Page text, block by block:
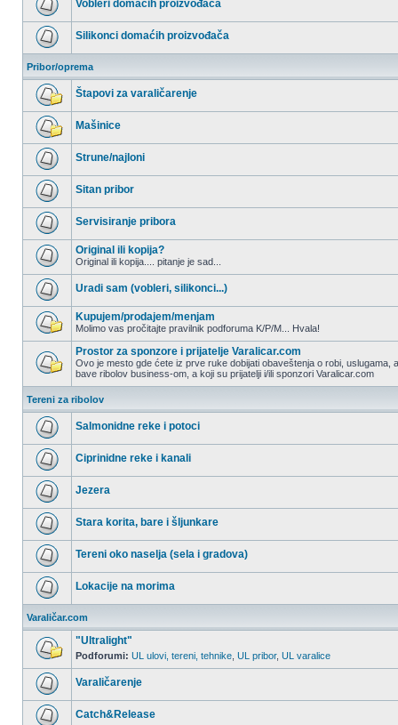
postova
Nema
nepročitanih
postova
Vobleri domaćih proizvođača
Nema
postova
Silikonci domaćih proizvođača
Pribor/oprema
Nema
nepročitanih
postova
Štapovi za varaličarenje
Nema
nepročitanih
postova
Mašinice
Nema
nepročitanih
postova
Strune/najloni
Nema
nepročitanih
postova
Sitan pribor
Nema
nepročitanih
postova
Servisiranje pribora
postova
Original ili kopija?
Original ili kopija.... pitanje je sad...
Nema
nepročitanih
postova
Uradi sam (vobleri, silikonci...)
nepročitanih
postova
Kupujem/prodajem/menjam
Molimo vas pročitajte pravilnik podforuma K/P/M... Hvala!
Nema
nepročitanih
postova
Prostor za sponzore i prijatelje Varalicar.com
Ovo je mesto gde ćete iz prve ruke dobijati obaveštenja o robi, uslugama,
bave ribolov business-om, a koji su prijatelji i/ili sponzori Varalicar.com
Tereni za ribolov
Nema
nepročitanih
postova
Salmonidne reke i potoci
Nema
nepročitanih
postova
Ciprinidne reke i kanali
Nema
nepročitanih
postova
Jezera
Nema
nepročitanih
postova
Stara korita, bare i šljunkare
Nema
nepročitanih
postova
Tereni oko naselja (sela i gradova)
Nema
postova
Lokacije na morima
Varaličar.com
postova
"Ultralight"
Podforumi: UL ulovi, tereni, tehnike UL pribor, UL varalice
Nema
nepročitanih
postova
Varaličarenje
Catch&Release